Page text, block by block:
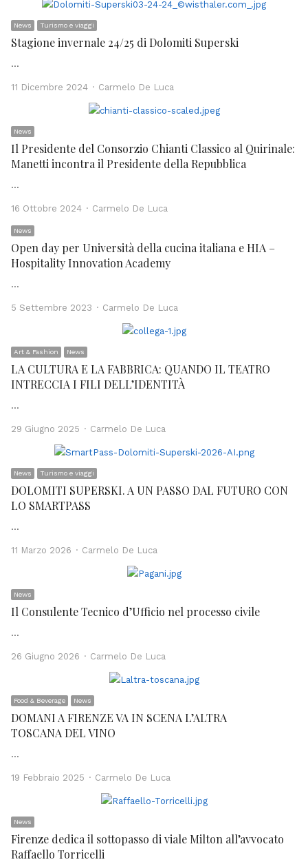
News Turismo e viaggi
Stagione invernale 24/25 di Dolomiti Superski
…
11 Dicembre 2024 Author
Carmelo De Luca
News
Il Presidente del Consorzio Chianti Classico al Quirinale:
Manetti incontra il Presidente della Repubblica
…
16 Ottobre 2024 Author
Carmelo De Luca
News
Open day per Università della cucina italiana e HIA –
Hospitality Innovation Academy
…
5 Settembre 2023 Author
Carmelo De Luca
Art & Fashion News
LA CULTURA E LA FABBRICA: QUANDO IL TEATRO
INTRECCIA I FILI DELL’IDENTITÀ
…
29 Giugno 2025 Author
Carmelo De Luca
News Turismo e viaggi
DOLOMITI SUPERSKI. A UN PASSO DAL FUTURO CON
LO SMARTPASS
…
11 Marzo 2026 Author
Carmelo De Luca
News
Il Consulente Tecnico d’Ufficio nel processo civile
…
26 Giugno 2026 Author
Carmelo De Luca
Food & Beverage News
DOMANI A FIRENZE VA IN SCENA L’ALTRA
TOSCANA DEL VINO
…
19 Febbraio 2025 Author
Carmelo De Luca
News
Firenze dedica il sottopasso di viale Milton all’avvocato
Raffaello Torricelli